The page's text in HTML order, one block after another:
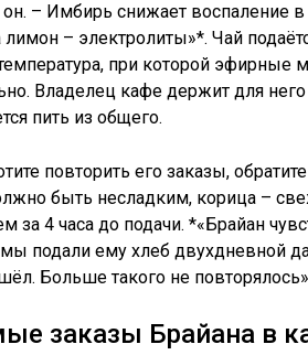
повторить его заказы,
быть несладким, корица –
за 4 часа до подачи. *«Брайан
подали ему хлеб двухдневной
Больше такого не
заказы Брайана в